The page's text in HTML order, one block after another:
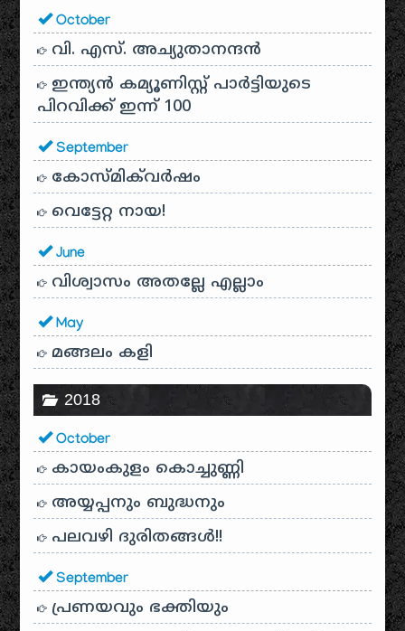
October
വി. എസ്. അച്യുതാനന്ദൻ
ഇന്ത്യൻ കമ്യൂണിസ്റ്റ് പാർട്ടിയുടെ
പിറവിക്ക് ഇന്ന് 100
September
കോസ്മിക്‌വർഷം
വെട്ടേറ്റ നായ!
June
വിശ്വാസം അതല്ലേ എല്ലാം
May
മങ്ങലം കളി
2018
October
കായം‌കുളം കൊച്ചുണ്ണി
അയ്യപ്പനും ബുദ്ധനും
പലവഴി ദുരിതങ്ങൾ!!
September
പ്രണയവും ഭക്തിയും